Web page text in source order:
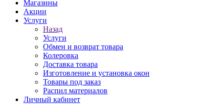
Магазины
Акции
Услуги
Назад
Услуги
Обмен и возврат товара
Колеровка
Доставка товара
Изготовление и установка окон
Товары под заказ
Распил материалов
Личный кабинет